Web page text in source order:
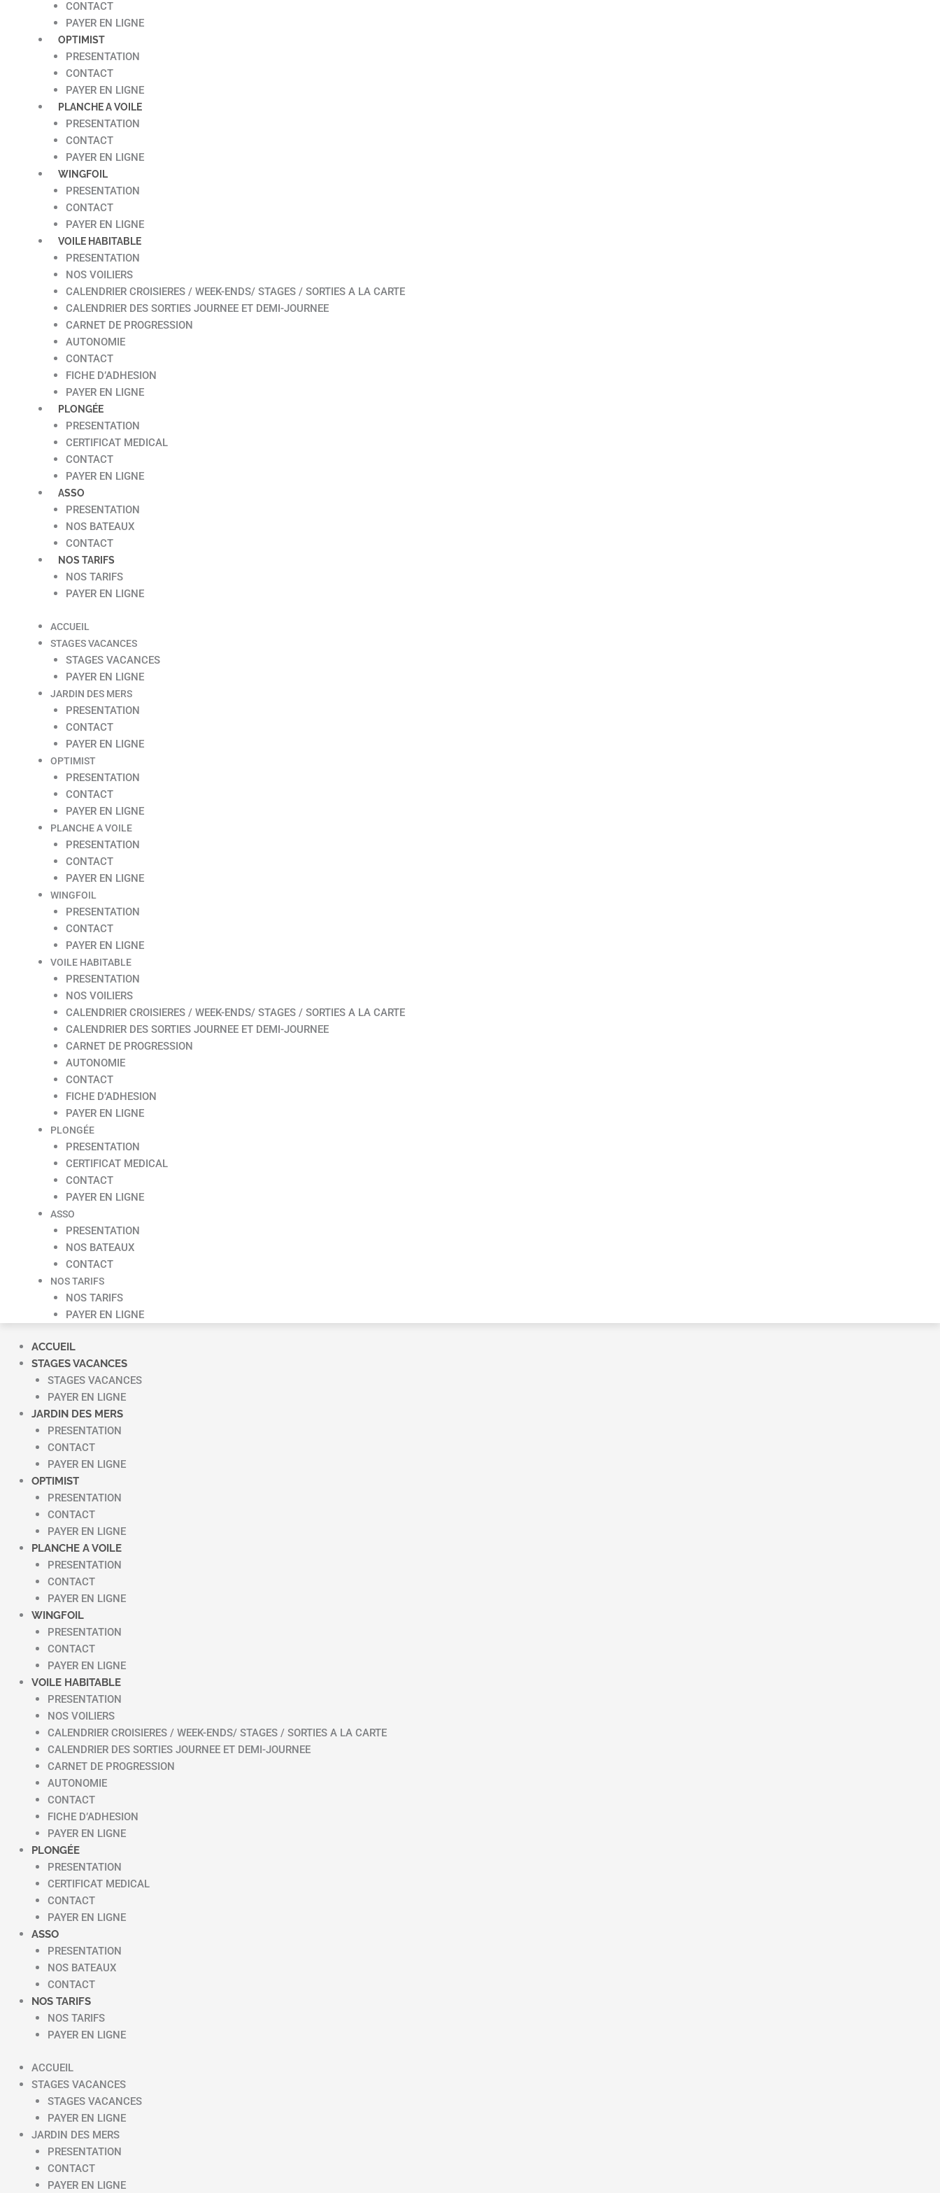
CONTACT
PAYER EN LIGNE
OPTIMIST
PRESENTATION
CONTACT
PAYER EN LIGNE
PLANCHE A VOILE
PRESENTATION
CONTACT
PAYER EN LIGNE
WINGFOIL
PRESENTATION
CONTACT
PAYER EN LIGNE
VOILE HABITABLE
PRESENTATION
NOS VOILIERS
CALENDRIER CROISIERES / WEEK-ENDS/ STAGES / SORTIES A LA CARTE
CALENDRIER DES SORTIES JOURNEE ET DEMI-JOURNEE
CARNET DE PROGRESSION
AUTONOMIE
CONTACT
FICHE D’ADHESION
PAYER EN LIGNE
PLONGÉE
PRESENTATION
CERTIFICAT MEDICAL
CONTACT
PAYER EN LIGNE
ASSO
PRESENTATION
NOS BATEAUX
CONTACT
NOS TARIFS
NOS TARIFS
PAYER EN LIGNE
ACCUEIL
STAGES VACANCES
STAGES VACANCES
PAYER EN LIGNE
JARDIN DES MERS
PRESENTATION
CONTACT
PAYER EN LIGNE
OPTIMIST
PRESENTATION
CONTACT
PAYER EN LIGNE
PLANCHE A VOILE
PRESENTATION
CONTACT
PAYER EN LIGNE
WINGFOIL
PRESENTATION
CONTACT
PAYER EN LIGNE
VOILE HABITABLE
PRESENTATION
NOS VOILIERS
CALENDRIER CROISIERES / WEEK-ENDS/ STAGES / SORTIES A LA CARTE
CALENDRIER DES SORTIES JOURNEE ET DEMI-JOURNEE
CARNET DE PROGRESSION
AUTONOMIE
CONTACT
FICHE D’ADHESION
PAYER EN LIGNE
PLONGÉE
PRESENTATION
CERTIFICAT MEDICAL
CONTACT
PAYER EN LIGNE
ASSO
PRESENTATION
NOS BATEAUX
CONTACT
NOS TARIFS
NOS TARIFS
PAYER EN LIGNE
ACCUEIL
STAGES VACANCES
STAGES VACANCES
PAYER EN LIGNE
JARDIN DES MERS
PRESENTATION
CONTACT
PAYER EN LIGNE
OPTIMIST
PRESENTATION
CONTACT
PAYER EN LIGNE
PLANCHE A VOILE
PRESENTATION
CONTACT
PAYER EN LIGNE
WINGFOIL
PRESENTATION
CONTACT
PAYER EN LIGNE
VOILE HABITABLE
PRESENTATION
NOS VOILIERS
CALENDRIER CROISIERES / WEEK-ENDS/ STAGES / SORTIES A LA CARTE
CALENDRIER DES SORTIES JOURNEE ET DEMI-JOURNEE
CARNET DE PROGRESSION
AUTONOMIE
CONTACT
FICHE D’ADHESION
PAYER EN LIGNE
PLONGÉE
PRESENTATION
CERTIFICAT MEDICAL
CONTACT
PAYER EN LIGNE
ASSO
PRESENTATION
NOS BATEAUX
CONTACT
NOS TARIFS
NOS TARIFS
PAYER EN LIGNE
ACCUEIL
STAGES VACANCES
STAGES VACANCES
PAYER EN LIGNE
JARDIN DES MERS
PRESENTATION
CONTACT
PAYER EN LIGNE